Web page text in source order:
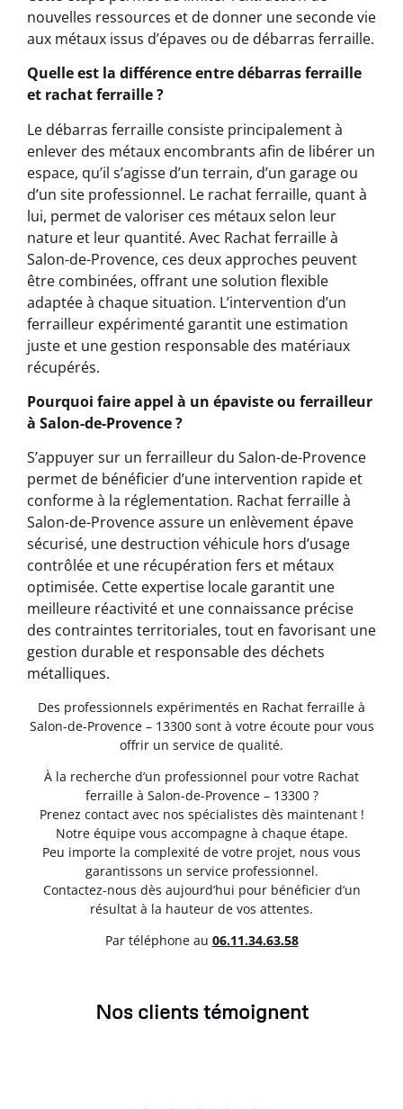
nouvelles ressources et de donner une seconde vie
aux métaux issus d’épaves ou de débarras ferraille.
Quelle est la différence entre débarras ferraille
et rachat ferraille ?
Le débarras ferraille consiste principalement à
enlever des métaux encombrants afin de libérer un
espace, qu’il s’agisse d’un terrain, d’un garage ou
d’un site professionnel. Le rachat ferraille, quant à
lui, permet de valoriser ces métaux selon leur
nature et leur quantité. Avec Rachat ferraille à
Salon-de-Provence, ces deux approches peuvent
être combinées, offrant une solution flexible
adaptée à chaque situation. L’intervention d’un
ferrailleur expérimenté garantit une estimation
juste et une gestion responsable des matériaux
récupérés.
Pourquoi faire appel à un épaviste ou ferrailleur
à Salon-de-Provence ?
S’appuyer sur un ferrailleur du Salon-de-Provence
permet de bénéficier d’une intervention rapide et
conforme à la réglementation. Rachat ferraille à
Salon-de-Provence assure un enlèvement épave
sécurisé, une destruction véhicule hors d’usage
contrôlée et une récupération fers et métaux
optimisée. Cette expertise locale garantit une
meilleure réactivité et une connaissance précise
des contraintes territoriales, tout en favorisant une
gestion durable et responsable des déchets
métalliques.
Des professionnels expérimentés en Rachat ferraille à
Salon-de-Provence – 13300 sont à votre écoute pour vous
offrir un service de qualité.
À la recherche d’un professionnel pour votre Rachat
ferraille à Salon-de-Provence – 13300 ?
Prenez contact avec nos spécialistes dès maintenant !
Notre équipe vous accompagne à chaque étape.
Peu importe la complexité de votre projet, nous vous
garantissons un service professionnel.
Contactez-nous dès aujourd’hui pour bénéficier d’un
résultat à la hauteur de vos attentes.
Par téléphone au 06.11.34.63.58
Nos clients témoignent